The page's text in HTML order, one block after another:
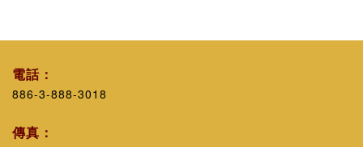
電話：
886-3-888-3018
傳真：